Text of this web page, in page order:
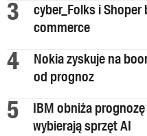
cyber_Folks i
commerce
Nokia zyskuje na
od prognoz
IBM obniża
wybierają sprzęt AI